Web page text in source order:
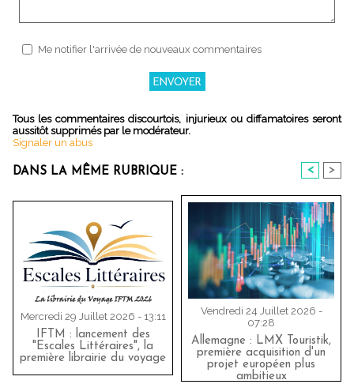
Me notifier l'arrivée de nouveaux commentaires
Tous les commentaires discourtois, injurieux ou diffamatoires seront
aussitôt supprimés par le modérateur.
Signaler un abus
DANS LA MÊME RUBRIQUE : < >
Mercredi 29 Juillet 2026 - 13:11
IFTM : lancement des
"Escales Littéraires", la
première librairie du voyage
Vendredi 24 Juillet 2026 -
07:28
Allemagne : LMX Touristik,
première acquisition d'un
projet européen plus
ambitieux